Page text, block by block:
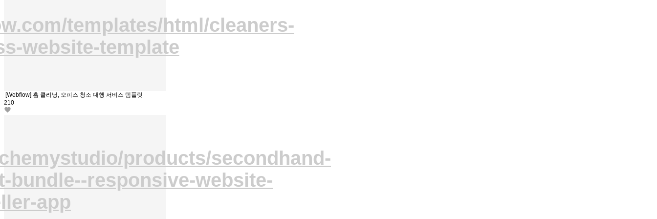
templates/html/cleaners-
website-template
[Webflow] 홈 클리닝, 오피스 청소 대행 서비스 템플릿
210
products/secondhand-
bundle--responsive-website-
app